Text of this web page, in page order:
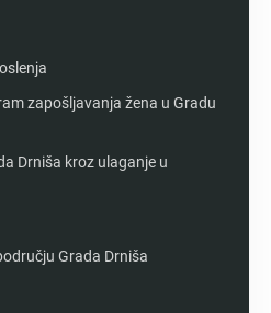
zapošljavanja žena u Gradu
Drniša kroz ulaganje u
Grada Drniša